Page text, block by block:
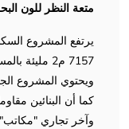
متعة النظر للون
يرتفع المشروع
7157 م2
كما أن البنائين
وآخر تجاري